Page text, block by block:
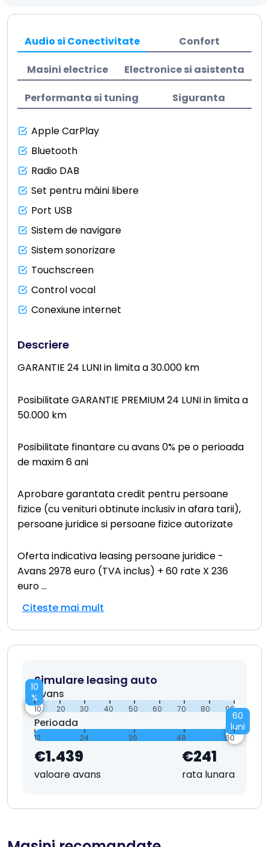
Audio si Conectivitate Confort
Masini electrice Electronice si asistenta
Performanta si tuning Siguranta
Apple CarPlay
Bluetooth
Radio DAB
Set pentru mâini libere
Port USB
Sistem de navigare
Sistem sonorizare
Touchscreen
Control vocal
Conexiune internet
Descriere
GARANTIE 24 LUNI in limita a 30.000 km
Posibilitate GARANTIE PREMIUM 24 LUNI in limita a
50.000 km
Posibilitate finantare cu avans 0% pe o perioada
de maxim 6 ani
Aprobare garantata credit pentru persoane
fizice (cu venituri obtinute inclusiv in afara tarii),
persoane juridice si persoane fizice autorizate
Oferta indicativa leasing persoane juridice -
Avans 2978 euro (TVA inclus) + 60 rate X 236
euro...
Citeste mai mult
Simulare leasing auto
Avans
10
%
10 20 30 40 50 60 70 80 90
Perioada
60
luni
12 24 36 48 60
€1.439
valoare avans
€241
rata lunara